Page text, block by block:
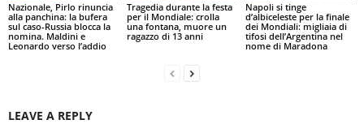
Nazionale, Pirlo rinuncia
alla panchina: la bufera
sul caso-Russia blocca la
nomina. Maldini e
Leonardo verso l’addio
Tragedia durante la festa
per il Mondiale: crolla
una fontana, muore un
ragazzo di 13 anni
Napoli si tinge
d’albiceleste per la finale
dei Mondiali: migliaia di
tifosi dell’Argentina nel
nome di Maradona
LEAVE A REPLY